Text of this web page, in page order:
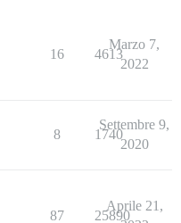
16 4613
Marzo 7,
2022
8 1740
Settembre 9,
2020
87 25890
Aprile 21,